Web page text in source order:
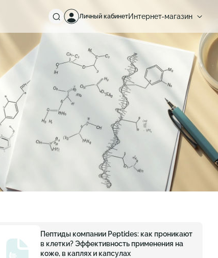
Личный кабинетИнтернет-магазин
Россия
Европа
Пептиды компании Peptides: как проникают
в клетки? Эффективность применения на
коже, в каплях и капсулах